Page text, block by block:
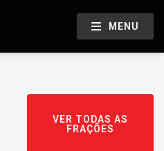
MENU
VER TODAS AS
FRAÇÕES